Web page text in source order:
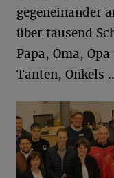
gegeneinander
über tausend
Papa, Oma,
Tanten, Onkels